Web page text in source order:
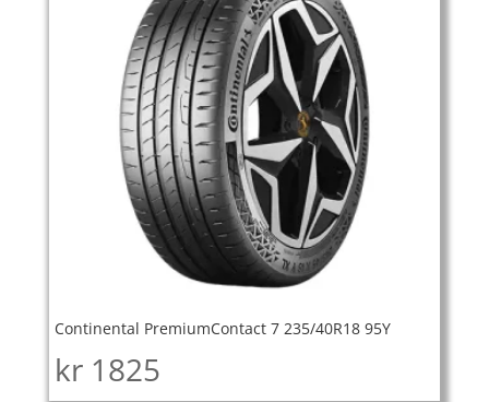
Continental PremiumContact 7 235/40R18 95Y
kr 1825